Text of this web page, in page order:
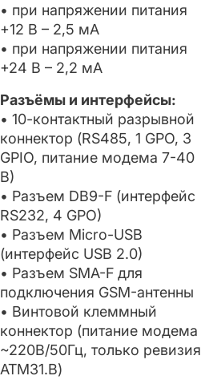
• при напряжении питания
+12 В – 2,5 мА
• при напряжении питания
+24 В – 2,2 мА
Разъёмы и интерфейсы:
• 10-контактный разрывной
коннектор (RS485, 1 GPO, 3
GPIO, питание модема 7-40
В)
• Разъем DB9-F (интерфейс
RS232, 4 GPO)
• Разъем Micro-USB
(интерфейс USB 2.0)
• Разъем SMA-F для
подключения GSM-антенны
• Винтовой клеммный
коннектор (питание модема
~220В/50Гц, только ревизия
ATM31.B)